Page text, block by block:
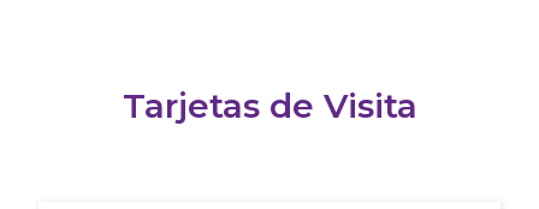
Tarjetas de Visita